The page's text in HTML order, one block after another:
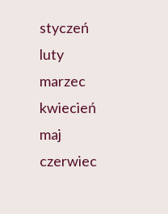
styczeń
luty
marzec
kwiecień
maj
czerwiec